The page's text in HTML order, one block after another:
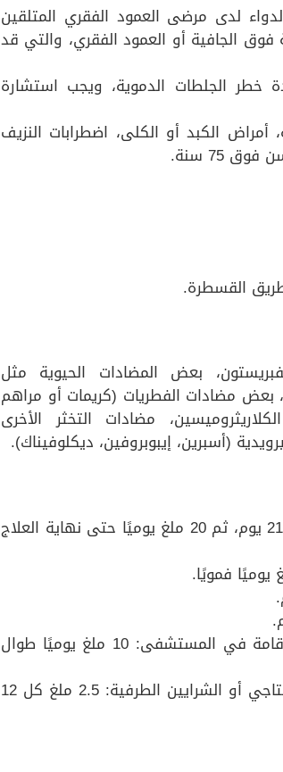
لدى مرضى العمود الفقري المتلقين
فوق الجافية أو العمود الفقري، والتي قد
خطر الجلطات الدموية، ويجب استشارة
الكبد أو الكلى، اضطرابات النزيف
75 سنة.
القسطرة.
بعض المضادات الحيوية مثل
بعض مضادات الفطريات (كريمات أو مراهم
مضادات التخثر الأخرى
(أسبرين، إيبوبروفين، ديكلوفيناك).
• علاج DVT أو PE: 15 ملغ فموي كل 12 ساعة لمدة 21 يوم، ثم 20 ملغ يوميًا حتى نهاية العلاج
• الوقاية من التخثر الوريدي بسبب عدم الحركة أو الإقامة في المستشفى: 10 ملغ يوميًا طوال
• تقليل خطر أمراض القلب الكبرى مع مرض الشريان التاجي أو الشرايين الطرفية: 2.5 ملغ كل 12